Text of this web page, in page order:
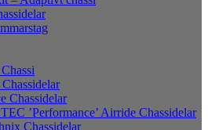
Chassidelar
’Performance’ Airride Chassidelar
Chassidelar